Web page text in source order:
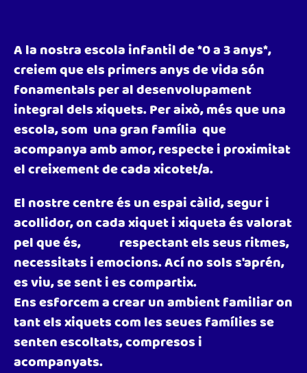
A la nostra escola infantil de *0 a 3 anys*,
creiem que els primers anys de vida són
fonamentals per al desenvolupament
integral dels xiquets. Per això, més que una
escola, som una gran família que
acompanya amb amor, respecte i proximitat
el creixement de cada xicotet/a.
El nostre centre és un espai càlid, segur i
acollidor, on cada xiquet i xiqueta és valorat
pel que és, respectant els seus ritmes,
necessitats i emocions. Ací no sols s'aprén,
es viu, se sent i es compartix.
Ens esforcem a crear un ambient familiar on
tant els xiquets com les seues famílies se
senten escoltats, compresos i
acompanyats.